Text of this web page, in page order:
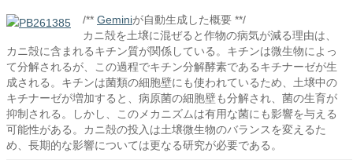
/** Geminiが自動生成した概要 **/
カニ殻を土壌に混ぜると作物の病気が減る理由は、
カニ殻に含まれるキチン質が関係している。キチンは微生物によっ
て分解されるが、この過程でキチン分解酵素であるキチナーゼが生
成される。キチンは菌類の細胞壁にも使われているため、土壌中の
キチナーゼが増加すると、病原菌の細胞壁も分解され、菌の生育が
抑制される。しかし、このメカニズムは有用な菌にも影響を与える
可能性がある。カニ殻の投入は土壌微生物のバランスを変えるた
め、長期的な影響については更なる研究が必要である。